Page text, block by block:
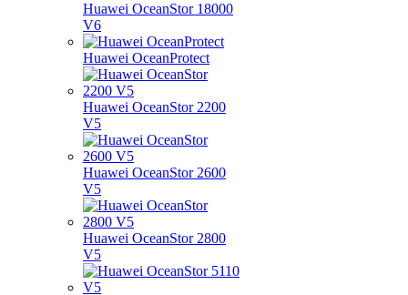
Huawei OceanStor 18000
V6
Huawei OceanProtect
Huawei OceanStor 2200
V5
Huawei OceanStor 2600
V5
Huawei OceanStor 2800
V5